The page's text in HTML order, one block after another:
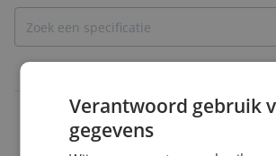
Aantal HDMI poorten
Verantwoord gebruik
gegevens